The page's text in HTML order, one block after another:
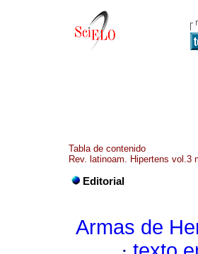
Tabla de contenido
Rev. latinoam. Hipertens vol.3
Editorial
Armas de